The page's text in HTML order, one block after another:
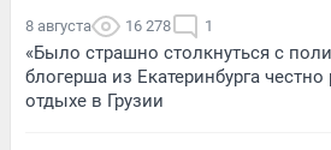
8 августа 16 278 1
«Было страшно столкнуться с
блогерша из Екатеринбурга честно
отдыхе в Грузии